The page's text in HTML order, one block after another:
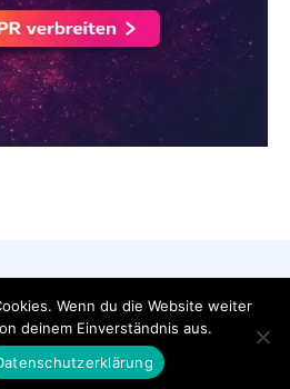
FAQ
Wenn du die Website weiter
deinem Einverständnis aus.